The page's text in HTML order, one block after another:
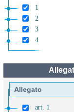
1
2
3
4
Allegato
art. 1